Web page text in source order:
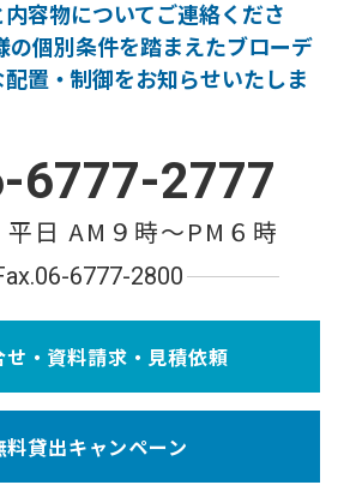
容物についてご連絡くださ
の個別条件を踏まえたブローデ
置・制御をお知らせいたしま
6777-2777
日 AM９時〜PM６時
6777-2800
せ・資料請求・見積依頼
料貸出キャンペーン